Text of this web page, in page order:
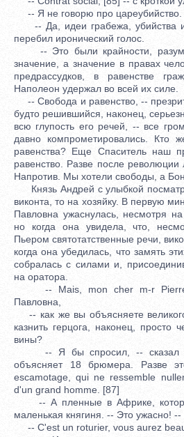
-- Я не говорю про цареубийство.
-- Да, идеи грабежа, убийства и
перебил иронический голос.
-- Это были крайности,
значение, а значение в правах
предрассудков, в равенстве
Наполеон удержал во всей их силе.
-- Свобода и равенство, --
будто решившийся, наконец,
всю глупость его речей, -- все
давно компрометировались. Кто
равенства? Еще Спаситель наш
равенство. Разве после революции
Напротив. Mы хотели свободы, а
Князь Андрей с улыбкой
виконта, то на хозяйку. В первую
Павловна ужаснулась, несмотря
но когда она увидела, что,
Пьером святотатственные речи,
когда она убедилась, что замять
собралась с силами и,
на оратора.
-- Mais, mon cher m-r Pierre,
Павловна,
-- как же вы объясняете
казнить герцога, наконец, просто
вины?
-- Я бы спросил, -- сказал
объясняет 18 брюмера. Разве
escamotage, qui ne ressemble
d'un grand homme. [87]
-- А пленные в Африке,
маленькая княгиня. -- Это ужасно!
-- C'est un roturier, vous aurez